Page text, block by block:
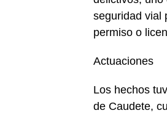
seguridad vial
permiso o
Actuaciones
Los hechos
de Caudete,